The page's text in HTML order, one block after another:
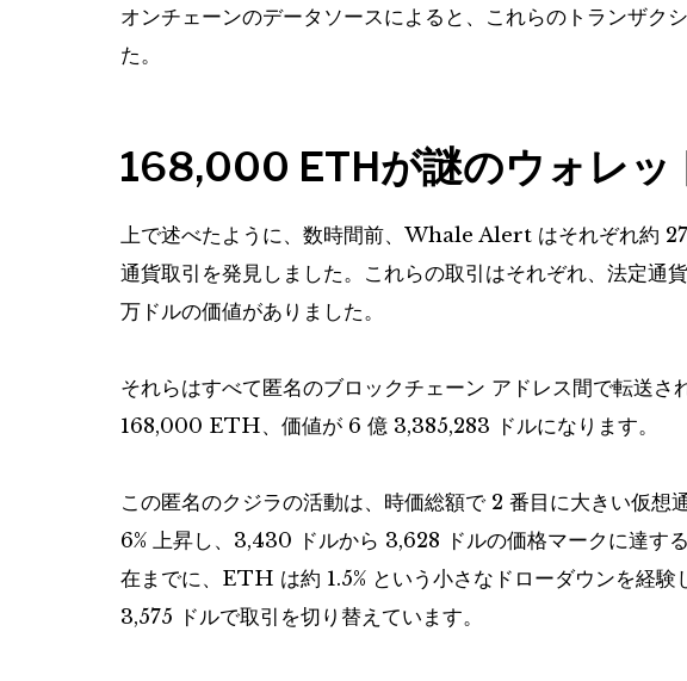
オンチェーンのデータソースによると、これらのトランザク
た。
168,000 ETHが謎のウォレッ
上で述べたように、数時間前、Whale Alert はそれぞれ約
通貨取引を発見しました。これらの取引はそれぞれ、法定通
万ドルの価値がありました。
それらはすべて匿名のブロックチェーン アドレス間で転送さ
168,000 ETH、価値が 6 億 3,385,283 ドルになります。
この匿名のクジラの活動は、時価総額で 2 番目に大きい仮想
6% 上昇し、3,430 ドルから 3,628 ドルの価格マークに達す
在までに、ETH は約 1.5% という小さなドローダウンを経験
3,575 ドルで取引を切り替えています。